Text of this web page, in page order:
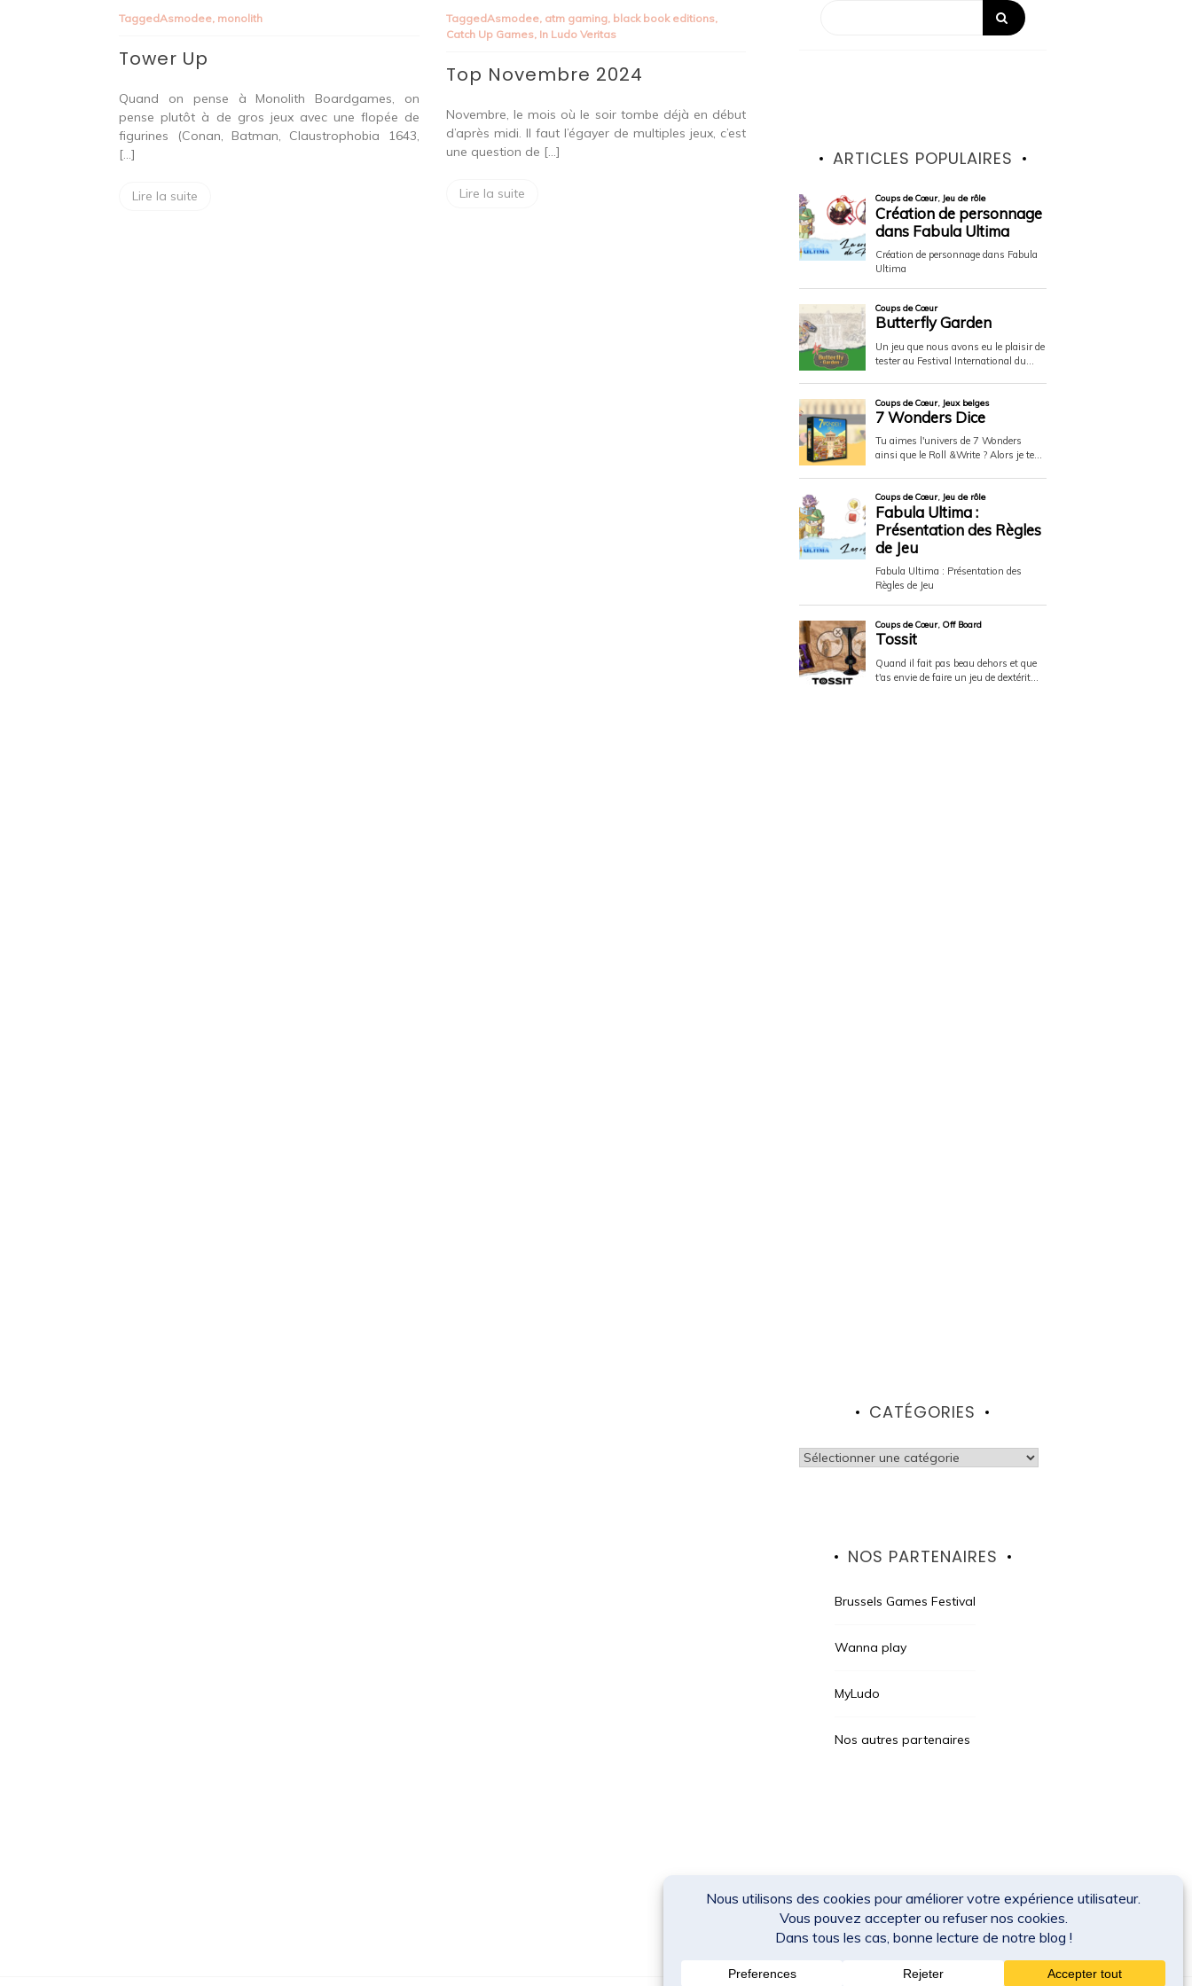
TaggedAsmodee, monolith
Tower Up
Quand on pense à Monolith Boardgames, on
pense plutôt à de gros jeux avec une flopée de
figurines (Conan, Batman, Claustrophobia 1643,
[…]
Lire la suite
2024
TaggedAsmodee, atm gaming, black book editions,
Catch Up Games, In Ludo Veritas
Top Novembre 2024
Novembre, le mois où le soir tombe déjà en début
d’après midi. Il faut l’égayer de multiples jeux, c’est
une question de […]
Lire la suite
ARTICLES POPULAIRES
CATÉGORIES
Catégories
NOS PARTENAIRES
Brussels Games Festival
Wanna play
MyLudo
Nos autres partenaires